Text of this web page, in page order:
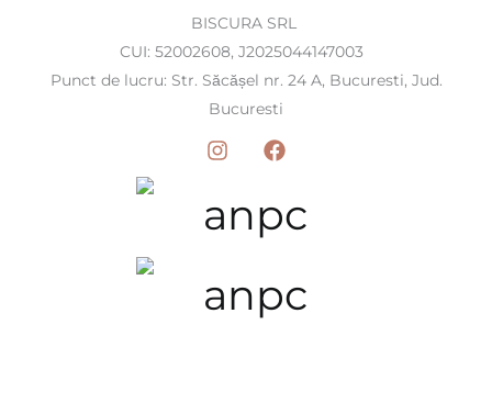
BISCURA SRL
CUI: 52002608, J2025044147003
Punct de lucru: Str. Săcășel nr. 24 A, Bucuresti, Jud.
Bucuresti